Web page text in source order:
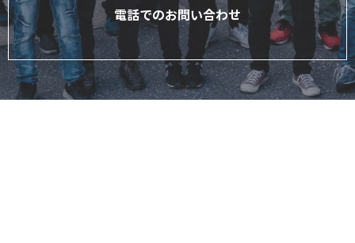
電話でのお問い合わせ